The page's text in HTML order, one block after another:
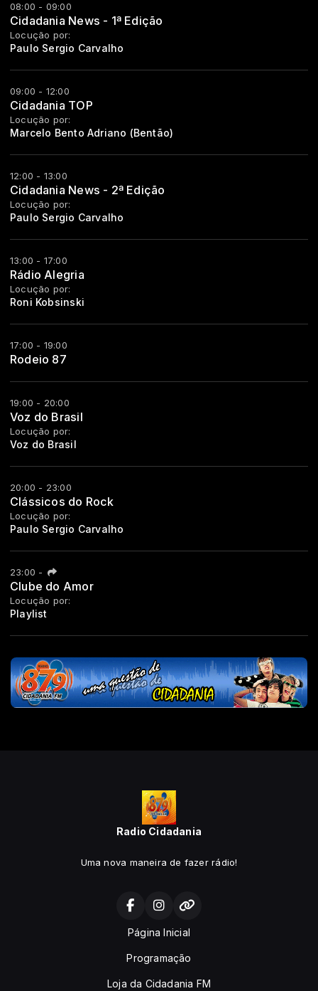
08:00 - 09:00
Cidadania News - 1ª Edição
Locução por:
Paulo Sergio Carvalho
09:00 - 12:00
Cidadania TOP
Locução por:
Marcelo Bento Adriano (Bentão)
12:00 - 13:00
Cidadania News - 2ª Edição
Locução por:
Paulo Sergio Carvalho
13:00 - 17:00
Rádio Alegria
Locução por:
Roni Kobsinski
17:00 - 19:00
Rodeio 87
19:00 - 20:00
Voz do Brasil
Locução por:
Voz do Brasil
20:00 - 23:00
Clássicos do Rock
Locução por:
Paulo Sergio Carvalho
23:00 -
Clube do Amor
Locução por:
Playlist
Radio Cidadania
Uma nova maneira de fazer rádio!
Página Inicial
Programação
Loja da Cidadania FM